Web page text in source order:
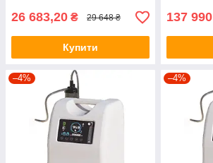
26 683,20 ₴ 29 648 ₴
Купити
137 990
–4% –4%